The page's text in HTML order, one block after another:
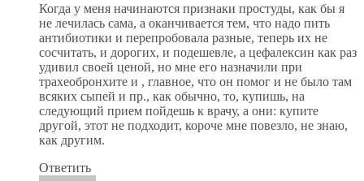
Когда у меня начинаются признаки простуды, как бы я
не лечилась сама, а оканчивается тем, что надо пить
антибиотики и перепробовала разные, теперь их не
сосчитать, и дорогих, и подешевле, а цефалексин как раз
удивил своей ценой, но мне его назначили при
трахеобронхите и , главное, что он помог и не было там
всяких сыпей и пр., как обычно, то, купишь, на
следующий прием пойдешь к врачу, а они: купите
другой, этот не подходит, короче мне повезло, не знаю,
как другим.
Ответить